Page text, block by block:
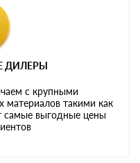
ДИЛЕРЫ
с крупными
материалов такими как
самые выгодные цены